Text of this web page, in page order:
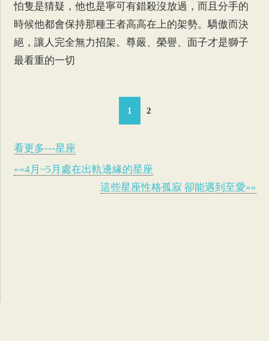
怕隻是猜疑，他也是寧可有錯殺沒放過，而且分手的
時候他都會保持那種王者高高在上的架勢。驕傲而決
絕，讓人完全無力招架。尊嚴、榮譽、面子才是獅子
最看重的一切
1 2
看更多---星座
««4月~5月處在出軌邊緣的星座
這些星座性格孤寂 卻能遇到至愛»»